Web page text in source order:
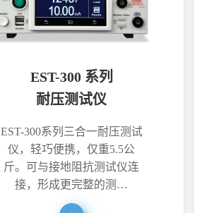
EST-300 系列
耐压测试仪
EST-300系列三合一耐压测试
仪，轻巧便携，仅重5.5公
斤。可与接地阻抗测试仪连
接，形成更完整的测…